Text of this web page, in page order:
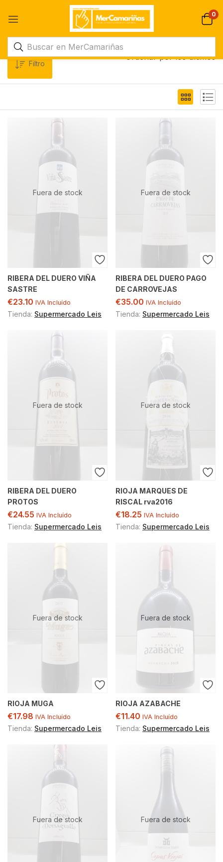
0
Filtro
Ordenar por los últimos
Fuera de stock
RIBERA DEL DUERO VIÑA
SASTRE
€23.10 IVA Incluído
Tienda: Supermercado Leis
Fuera de stock
RIBERA DEL DUERO PAGO
DE CARROVEJAS
€35.00 IVA Incluído
Tienda: Supermercado Leis
Fuera de stock
RIBERA DEL DUERO
PROTOS
€24.55 IVA Incluído
Tienda: Supermercado Leis
Fuera de stock
RIOJA MARQUES DE
RISCAL rva2016
€18.25 IVA Incluído
Tienda: Supermercado Leis
Fuera de stock
RIOJA MUGA
€17.98 IVA Incluído
Tienda: Supermercado Leis
Fuera de stock
RIOJA AZABACHE
€11.40 IVA Incluído
Tienda: Supermercado Leis
Fuera de stock Fuera de stock